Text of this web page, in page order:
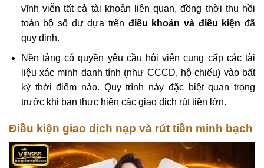
vĩnh viễn tất cả tài khoản liên quan, đồng thời thu hồi
toàn bộ số dư dựa trên điều khoản và điều kiện đã
quy định.
Nền tảng có quyền yêu cầu hội viên cung cấp các tài
liệu xác minh danh tính (như CCCD, hộ chiếu) vào bất
kỳ thời điểm nào. Quy trình này đặc biệt quan trọng
trước khi bạn thực hiện các giao dịch rút tiền lớn.
Điều kiện giao dịch nạp và rút tiền minh bạch